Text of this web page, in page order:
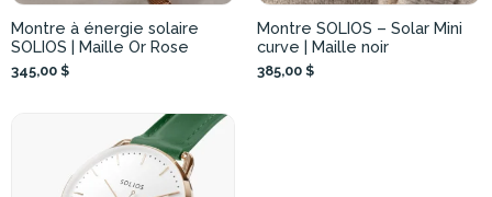
Montre à énergie solaire
SOLIOS | Maille Or Rose
345,00 $
Montre SOLIOS – Solar Mini
curve | Maille noir
385,00 $